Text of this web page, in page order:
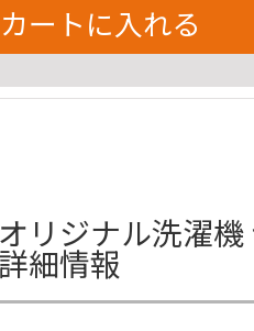
カートに入れる
オリジナル洗濯
細情報